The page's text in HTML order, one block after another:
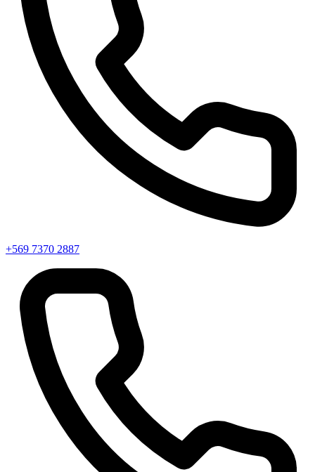
+569 7370 2887